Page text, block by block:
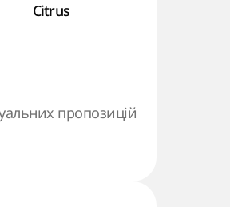
Citrus
пропозицій